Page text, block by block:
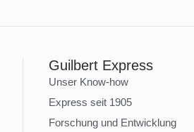
Guilbert Express
Unser Know-how
Express seit 1905
Forschung und Entwicklung